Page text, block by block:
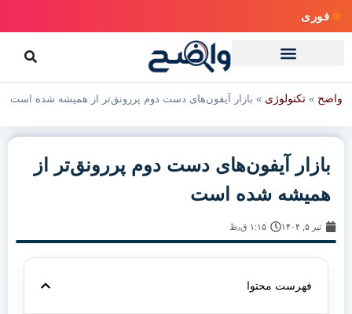
فوری
واضح »تکنولوژی » بازار آیفون‌های دست دوم پررونق‌تر از همیشه شده است
بازار آیفون‌های دست دوم پررونق‌تر از
همیشه شده است
تیر ۵, ۱۴۰۴ ۱:۱۵ ق٫ظ
فهرست محتوا